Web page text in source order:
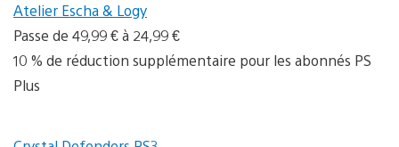
Atelier Escha & Logy
Passe de 49,99 € à 24,99 €
10 % de réduction supplémentaire pour les abonnés PS
Plus